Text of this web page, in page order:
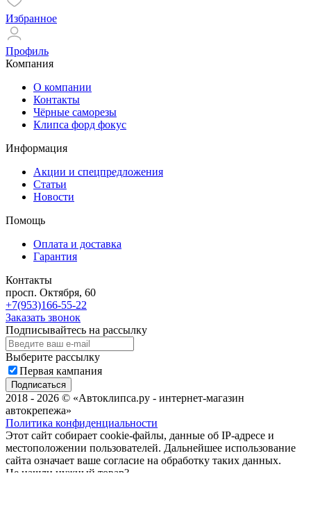
Избранное
Профиль
Компания
О компании
Контакты
Чёрные саморезы
Клипса форд фокус
Информация
Акции и спецпредложения
Статьи
Новости
Помощь
Оплата и доставка
Гарантия
Контакты
просп. Октября, 60
+7(953)166-55-22
Заказать звонок
Подписывайтесь на рассылку
Выберите рассылку
Первая кампания
Подписаться
2018 - 2026 © «Автоклипса.ру - интернет-магазин
автокрепежа»
Политика конфиденциальности
Этот сайт собирает cookie-файлы, данные об IP-адресе и
местоположении пользователей. Дальнейшее использование
сайта означает ваше согласие на обработку таких данных.
Не нашли нужный товар?